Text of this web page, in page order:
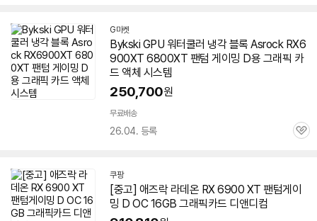
G마켓
Bykski GPU 워터쿨러 냉각 블록 Asrock RX6
900XT 6800XT 팬텀 게이밍 D용 그래픽 카
드 액체 시스템
250,700원
무료배송
26.04. 등록
관
쿠팡
[중고] 애즈락 라데온 RX 6900 XT 팬텀게이
밍 D OC 16GB 그래픽카드 디앤디컴